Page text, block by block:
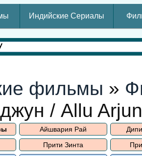
Индийские Сериалы
фильмы »
/ Allu Arjun
Айшвария Рай
Прити Зинта